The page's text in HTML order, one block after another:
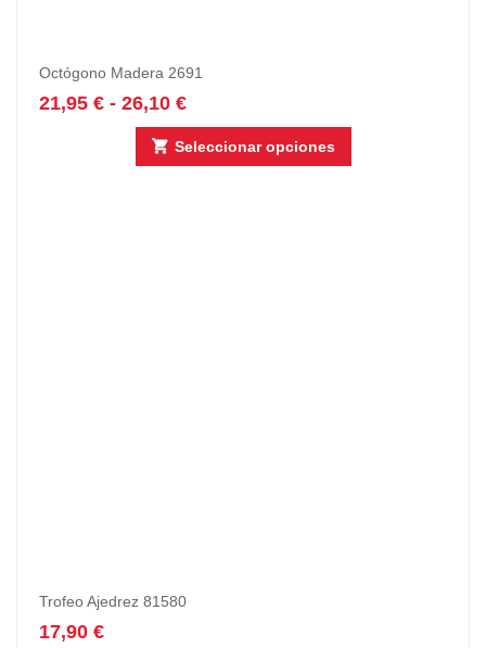
Octógono Madera 2691
21,95 € - 26,10 €
Seleccionar opciones
Trofeo Ajedrez 81580
17,90 €